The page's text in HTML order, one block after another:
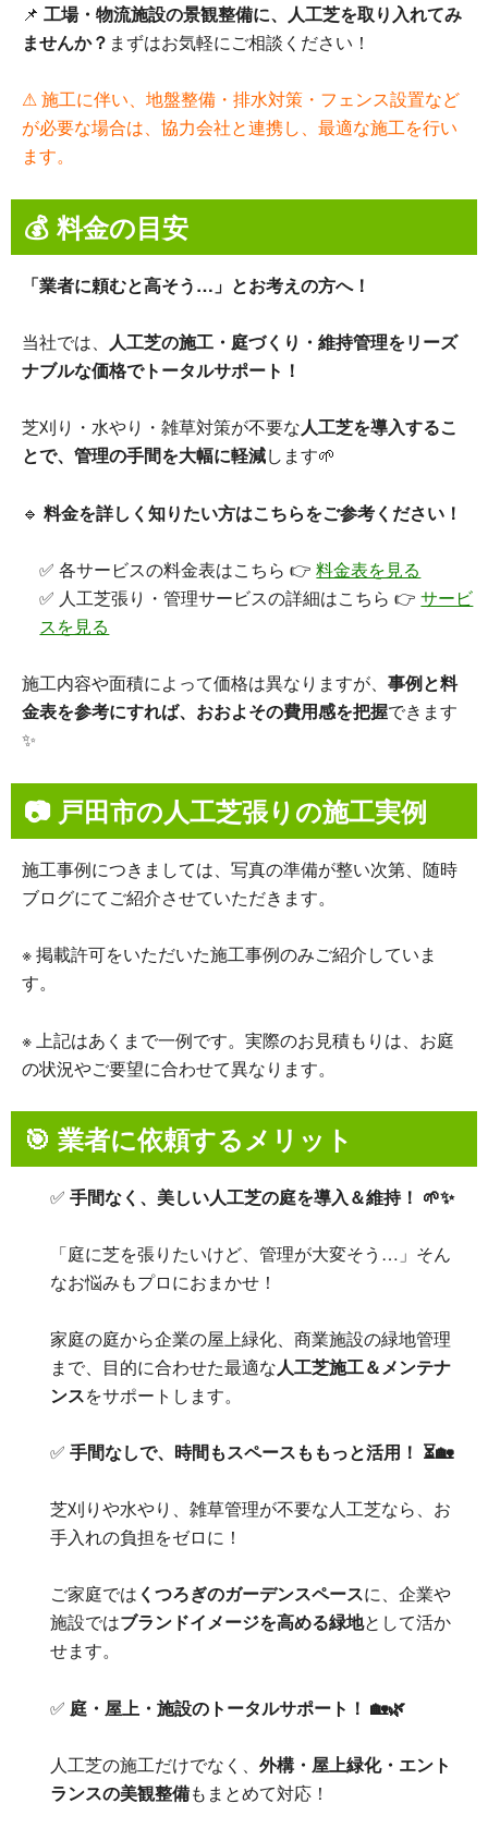
📌 工場・物流施設の景観整備に、人工芝を取り入れてみ
ませんか？ まずはお気軽にご相談ください！
⚠ 施工に伴い、地盤整備・排水対策・フェンス設置など
が必要な場合は、協力会社と連携し、最適な施工を行い
ます。
💰 料金の目安
「業者に頼むと高そう…」とお考えの方へ！
当社では、 人工芝の施工・庭づくり・維持管理をリーズ
ナブルな価格でトータルサポート！
芝刈り・水やり・雑草対策が不要な人工芝を導入するこ
とで、管理の手間を大幅に軽減します🌱
🔹 料金を詳しく知りたい方はこちらをご参考ください！
✅ 各サービスの料金表はこちら 👉料金表を見る
✅ 人工芝張り・管理サービスの詳細はこちら 👉サービ
スを見る
施工内容や面積によって価格は異なりますが、 事例と料
金表を参考にすれば、おおよその費用感を把握できます
✨
📷 戸田市の人工芝張りの施工実例
施工事例につきましては、写真の準備が整い次第、随時
ブログにてご紹介させていただきます。
※ 掲載許可をいただいた施工事例のみご紹介していま
す。
※ 上記はあくまで一例です。実際のお見積もりは、お庭
の状況やご要望に合わせて異なります。
🎯 業者に依頼するメリット
✅手間なく、美しい人工芝の庭を導入＆維持！ 🌱✨
「庭に芝を張りたいけど、管理が大変そう…」そん
なお悩みもプロにおまかせ！
家庭の庭から企業の屋上緑化、商業施設の緑地管理
まで、目的に合わせた最適な人工芝施工＆メンテナ
ンスをサポートします。
✅手間なしで、時間もスペースももっと活用！ ⏳🏡
芝刈りや水やり、雑草管理が不要な人工芝なら、お
手入れの負担をゼロに！
ご家庭では くつろぎのガーデンスペースに、企業や
施設ではブランドイメージを高める緑地として活か
せます。
✅ 庭・屋上・施設のトータルサポート！ 🏡🌿
人工芝の施工だけでなく、外構・屋上緑化・エント
ランスの美観整備もまとめて対応！